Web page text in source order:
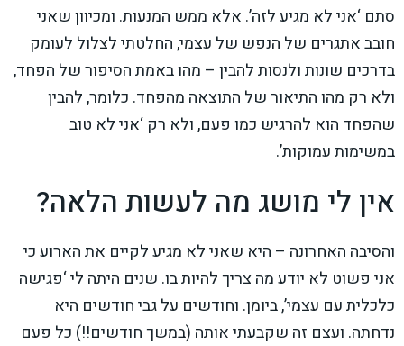
סתם ‘אני לא מגיע לזה’. אלא ממש המנעות. ומכיוון שאני
חובב אתגרים של הנפש של עצמי, החלטתי לצלול לעומק
בדרכים שונות ולנסות להבין – מהו באמת הסיפור של הפחד,
ולא רק מהו התיאור של התוצאה מהפחד. כלומר, להבין
שהפחד הוא להרגיש כמו פעם, ולא רק ‘אני לא טוב
במשימות עמוקות’.
אין לי מושג מה לעשות הלאה?
והסיבה האחרונה – היא שאני לא מגיע לקיים את הארוע כי
אני פשוט לא יודע מה צריך להיות בו. שנים היתה לי ‘פגישה
כלכלית עם עצמי’, ביומן. וחודשים על גבי חודשים היא
נדחתה. ועצם זה שקבעתי אותה (במשך חודשים!!) כל פעם